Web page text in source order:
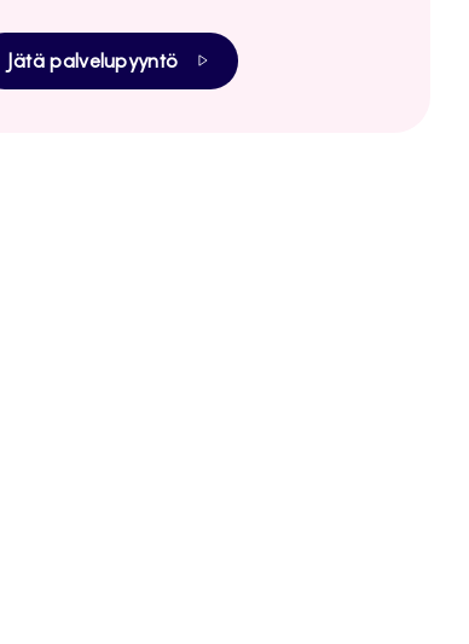
Jätä palvelupyyntö